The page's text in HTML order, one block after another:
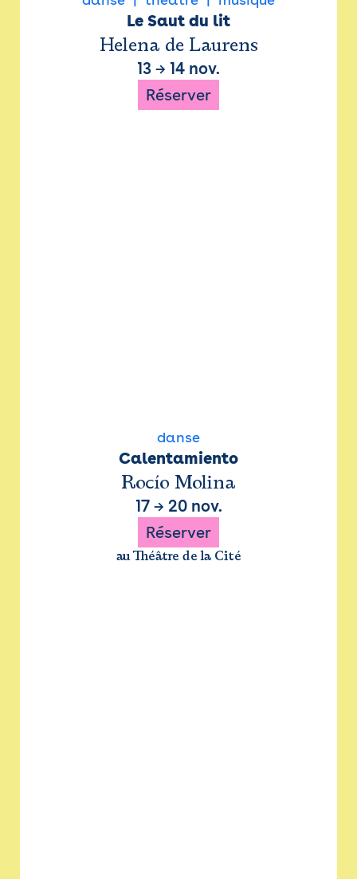
Le Saut du lit
Helena de Laurens
13 → 14 nov.
Réserver
danse
Calentamiento
Rocío Molina
17→ 20 nov.
Réserver
au Théâtre de la Cité